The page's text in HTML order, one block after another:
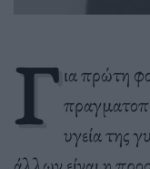
Γ ια πρώτη
υγεία της